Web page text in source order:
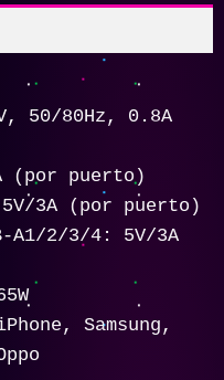
50/80Hz, 0.8A
(por puerto)
3A (por puerto)
A1/2/3/4: 5V/3A
Samsung,